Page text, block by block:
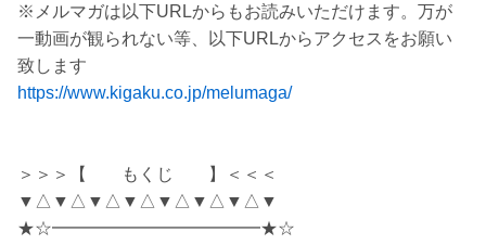
※メルマガは以下URLからもお読みいただけます。万が
一動画が観られない等、以下URLからアクセスをお願い
致します
https://www.kigaku.co.jp/melumaga/
＞＞＞【 もくじ 】＜＜＜
▼△▼△▼△▼△▼△▼△▼△▼
★☆━━━━━━━━━━━━★☆